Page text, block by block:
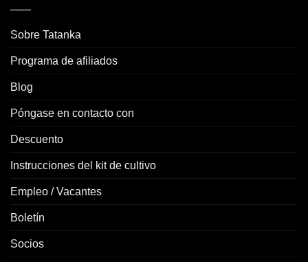
Sobre Tatanka
Programa de afiliados
Blog
Póngase en contacto con
Descuento
Instrucciones del kit de cultivo
Empleo / Vacantes
Boletín
Socios